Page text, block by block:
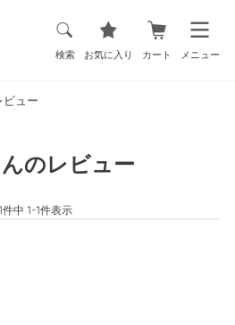
検索 お気に入り カート メニュー
ビュー
のレビュー
1件中 1-1件表示